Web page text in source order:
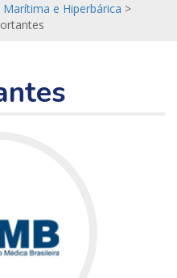
e Hiperbárica >